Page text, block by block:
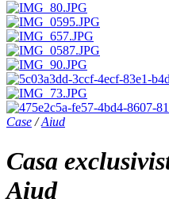
Case/Aiud
Casa
Aiud